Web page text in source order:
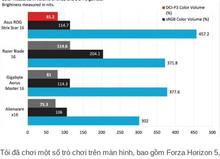
Tôi đã chơi một số trò chơi trên màn hình, bao gồm Forza Horizon 5,